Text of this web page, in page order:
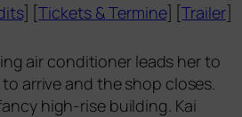
] [Tickets &Termine] [Trailer]
air con­di­tio­ner leads her to
arri­ve and the shop clo­ses.
high-rise buil­ding. Kai